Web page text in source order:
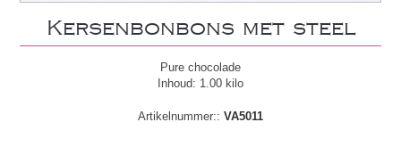
Kersenbonbons met steel
Pure chocolade
Inhoud: 1.00 kilo
Artikelnummer:: VA5011